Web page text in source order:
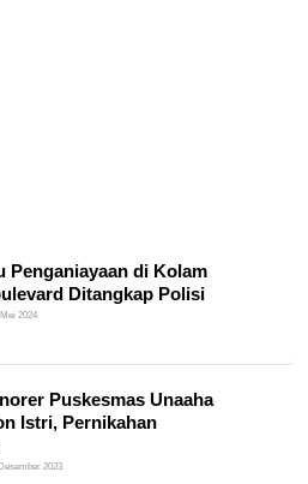
Penganiayaan di Kolam
Ditangkap Polisi
2024
Puskesmas Unaaha
Istri, Pernikahan
2023